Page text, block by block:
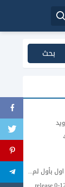
تطبيق اكس تابع الاخبار اول بأول لم يعد تطبيق X، المعروف سابقا باسم تويتر،...